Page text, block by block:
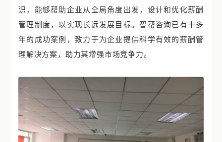
识，能够帮助企业从全局角度出发，设计和优化薪酬
管理制度，以实现长远发展目标。智帮咨询已有十多
年的成功案例，致力于为企业提供科学有效的薪酬管
理解决方案，助力其增强市场竞争力。